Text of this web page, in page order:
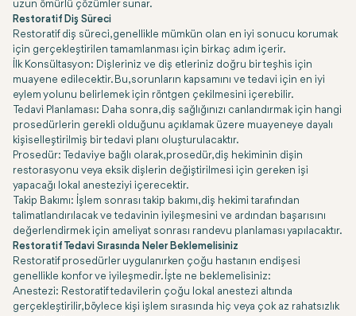
uzun ömürlü çözümler sunar.
Restoratif Diş Süreci
Restoratif diş süreci, genellikle mümkün olan en iyi sonucu korumak
için gerçekleştirilen tamamlanması için birkaç adım içerir.
İlk Konsültasyon: Dişleriniz ve diş etleriniz doğru bir teşhis için
muayene edilecektir. Bu, sorunların kapsamını ve tedavi için en iyi
eylem yolunu belirlemek için röntgen çekilmesini içerebilir.
Tedavi Planlaması: Daha sonra, diş sağlığınızı canlandırmak için hangi
prosedürlerin gerekli olduğunu açıklamak üzere muayeneye dayalı
kişiselleştirilmiş bir tedavi planı oluşturulacaktır.
Prosedür: Tedaviye bağlı olarak, prosedür, diş hekiminin dişin
restorasyonu veya eksik dişlerin değiştirilmesi için gereken işi
yapacağı lokal anesteziyi içerecektir.
Takip Bakımı: İşlem sonrası takip bakımı, diş hekimi tarafından
talimatlandırılacak ve tedavinin iyileşmesini ve ardından başarısını
değerlendirmek için ameliyat sonrası randevu planlaması yapılacaktır.
Restoratif Tedavi Sırasında Neler Beklemelisiniz
Restoratif prosedürler uygulanırken çoğu hastanın endişesi
genellikle konfor ve iyileşmedir. İşte ne beklemelisiniz:
Anestezi: Restoratif tedavilerin çoğu lokal anestezi altında
gerçekleştirilir, böylece kişi işlem sırasında hiç veya çok az rahatsızlık